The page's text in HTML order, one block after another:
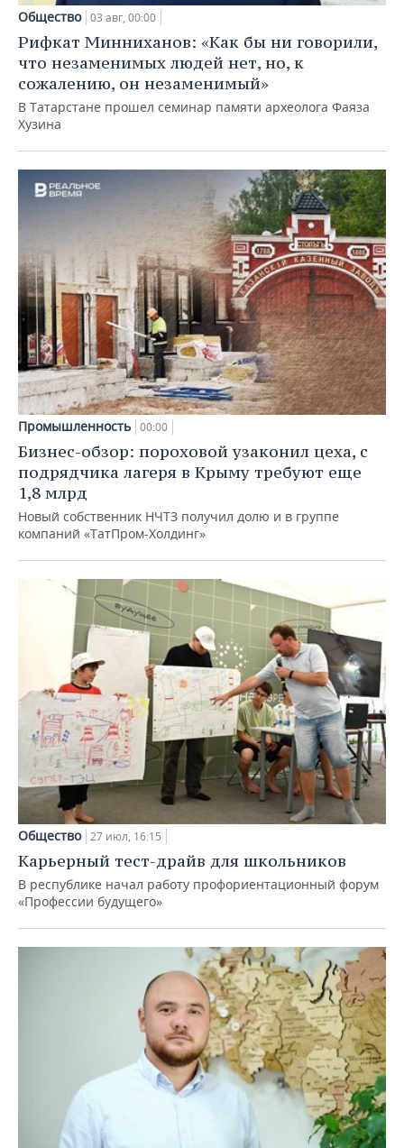
Общество 03 авг, 00:00
Рифкат Минниханов: «Как бы ни говорили,
что незаменимых людей нет, но, к
сожалению, он незаменимый»
В Татарстане прошел семинар памяти археолога Фаяза
Хузина
Промышленность 00:00
Бизнес-обзор: пороховой узаконил цеха, с
подрядчика лагеря в Крыму требуют еще
1,8 млрд
Новый собственник НЧТЗ получил долю и в группе
компаний «ТатПром-Холдинг»
Общество 27 июл, 16:15
Карьерный тест-драйв для школьников
В республике начал работу профориентационный форум
«Профессии будущего»